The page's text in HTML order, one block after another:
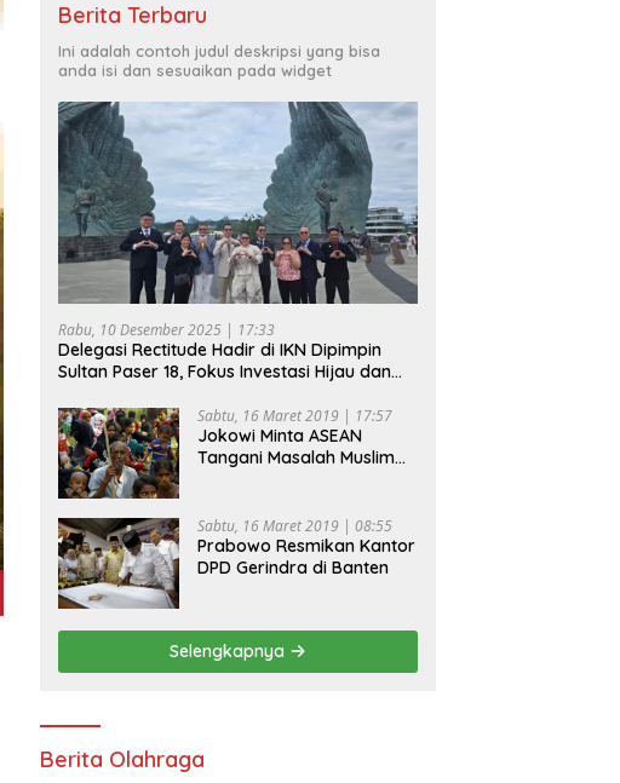
Berita Terbaru
Ini adalah contoh judul deskripsi yang bisa
anda isi dan sesuaikan pada widget
Rabu, 10 Desember 2025 | 17:33
Delegasi Rectitude Hadir di IKN Dipimpin
Sultan Paser 18, Fokus Investasi Hijau dan
Sabtu, 16 Maret 2019 | 17:57
Jokowi Minta ASEAN
Tangani Masalah Muslim
Sabtu, 16 Maret 2019 | 08:55
Prabowo Resmikan Kantor
DPD Gerindra di Banten
Selengkapnya
Berita Olahraga